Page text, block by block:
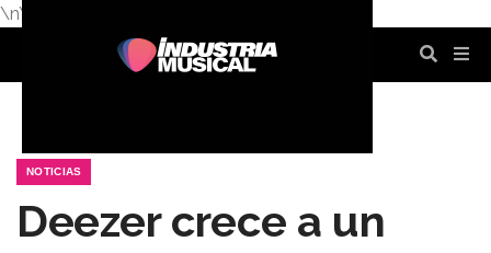
\n\n
NOTICIAS
Deezer crece a un